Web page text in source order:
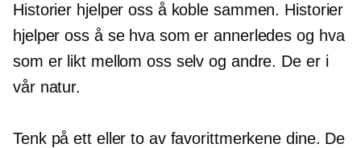
Historier hjelper oss å koble sammen. Historier
hjelper oss å se hva som er annerledes og hva
som er likt mellom oss selv og andre. De er i
vår natur.
Tenk på ett eller to av favorittmerkene dine. De